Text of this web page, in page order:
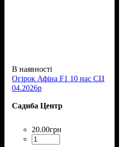
В наявності
Огірок Афіна F1 10 нас СЦ
04.2026р
Садиба Центр
20.00грн